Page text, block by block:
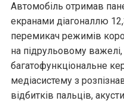
Автомобіль отримав
екранами діагоналлю
перемикач режимів
на підрульовому важелі,
багатофункціональне
медіасистему з
відбитків пальців,